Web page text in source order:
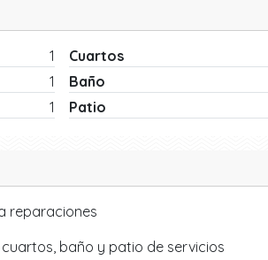
1
1
1
Cuartos
Baño
Patio
reparaciones
baño y patio de servicios